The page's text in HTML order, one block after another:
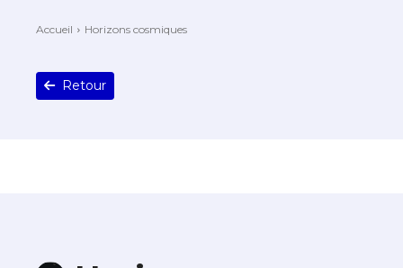
Accueil Horizons cosmiques
Retour